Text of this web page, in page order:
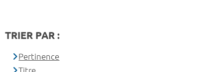
TRIER PAR :
Pertinence